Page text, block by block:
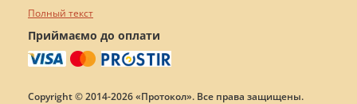
Полный текст
Приймаємо до оплати
Copyright © 2014-2026 «Протокол». Все права защищены.